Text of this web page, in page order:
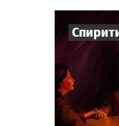
Игроков
Время игры